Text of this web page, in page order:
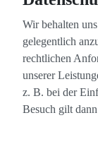
Wir behalten
gelegentlich
rechtlichen
unserer
z. B. bei der
Besuch gilt